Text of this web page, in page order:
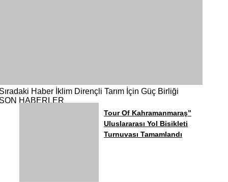
Haber İklim Dirençli Tarım İçin Güç Birliği
HABERLER
Tour Of Kahramanmaraş”
Uluslararası Yol Bisikleti
Turnuvası Tamamlandı